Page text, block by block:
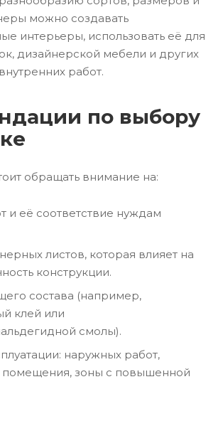
можно создавать
интерьеры, использовать её для
дизайнерской мебели и других
работ.
по выбору
обращать внимание на:
и её соответствие нуждам
листов, которая влияет на
конструкции.
состава (например,
клей или
смолы).
наружных работ,
помещения, зоны с повышенной